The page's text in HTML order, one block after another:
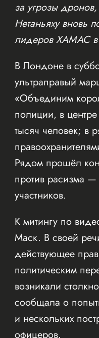
за угрозы
Нетаньяху вновь
лидеров ХАМАС в
В Лондоне в
ультраправый
«Объединим
полиции, в
тысяч человек; в
Рядом прошёл
против расизма
участников.
К митингу по
Маск. В своей
действующее
политическим
возникали
сообщала о
и нескольких
офицеров.